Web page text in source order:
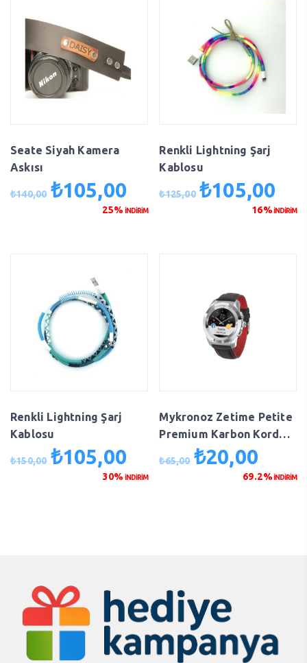
Seate Siyah Kamera
Askısı
₺140,00 Orijinal
₺105,00
andaki
25% İNDİRİM
Renkli Lightning Şarj
Kablosu
₺125,00 Orijinal
₺105,00
16%İNDİRİM
Renkli Lightning Şarj
Kablosu
₺150,00 Orijinal
₺105,00
andaki
30% İNDİRİM
Mykronoz Zetime Petite
Premium Karbon Kordon
Kol Saati
₺65,00 Orijinal
₺20,00Şu
andaki
69.2%İNDİRİM